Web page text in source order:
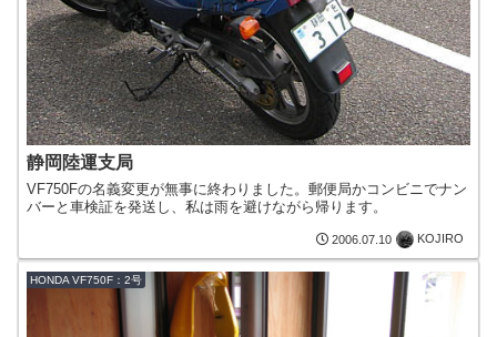
静岡陸運支局
VF750Fの名義変更が無事に終わりました。郵便局かコンビニでナン
バーと車検証を発送し、私は雨を避けながら帰ります。
2006.07.10 KOJIRO
HONDA VF750F：2号